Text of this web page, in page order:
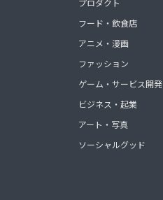
フード・飲食店
アニメ・漫画
ファッション
ゲーム・サービス開発
ビジネス・起業
アート・写真
ソーシャルグッド